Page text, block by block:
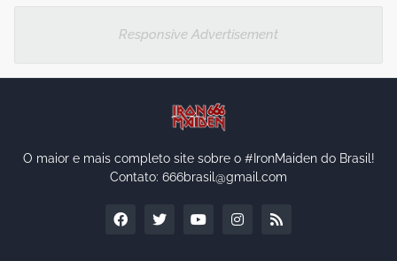
Responsive Advertisement
O maior e mais completo site sobre o #IronMaiden do Brasil!
Contato: 666brasil@gmail.com